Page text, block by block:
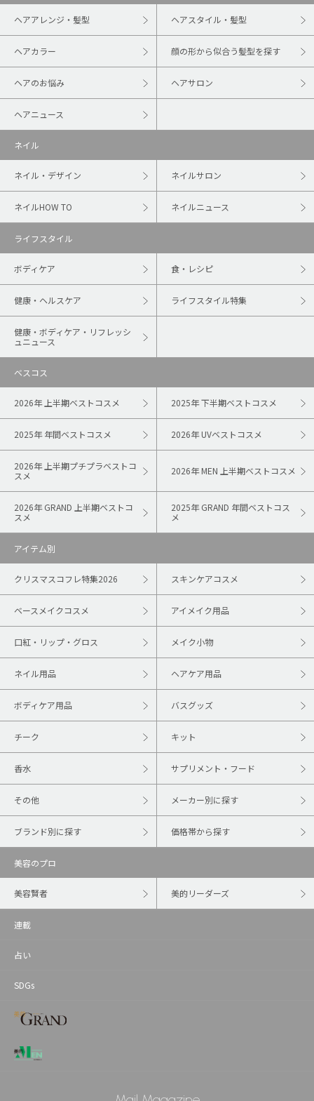
ヘアアレンジ・髪型 ヘアスタイル・髪型
ヘアカラー 顔の形から似合う髪型を探す
ヘアのお悩み ヘアサロン
ヘアニュース
ネイル
ネイル・デザイン ネイルサロン
ネイルHOW TO ネイルニュース
ライフスタイル
ボディケア 食・レシピ
健康・ヘルスケア ライフスタイル特集
健康・ボディケア・リフレッシ
ュニュース
ベスコス
2026年 上半期ベストコスメ 2025年 下半期ベストコスメ
2025年 年間ベストコスメ 2026年 UVベストコスメ
2026年 上半期プチプラベストコ
スメ
2026年 MEN 上半期ベストコスメ
2026年 GRAND 上半期ベストコ
スメ
2025年 GRAND 年間ベストコス
メ
アイテム別
クリスマスコフレ特集2026 スキンケアコスメ
ベースメイクコスメ アイメイク用品
口紅・リップ・グロス メイク小物
ネイル用品 ヘアケア用品
ボディケア用品 バスグッズ
チーク キット
香水 サプリメント・フード
その他 メーカー別に探す
ブランド別に探す 価格帯から探す
美容のプロ
美容賢者 美的リーダーズ
連載
占い
SDGs